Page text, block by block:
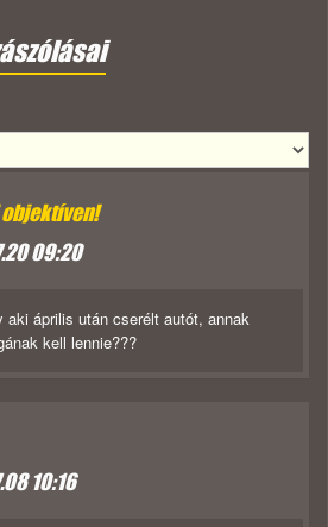
09:20
aki április után cserélt autót, annak
kell lennie???
10:16